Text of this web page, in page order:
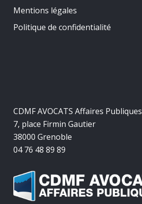
Mentions légales
Politique de confidentialité
CDMF AVOCATS Affaires Publiques
7, place Firmin Gautier
38000 Grenoble
04 76 48 89 89